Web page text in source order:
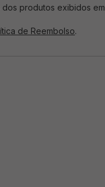
dos produtos exibidos em
de Reembolso.